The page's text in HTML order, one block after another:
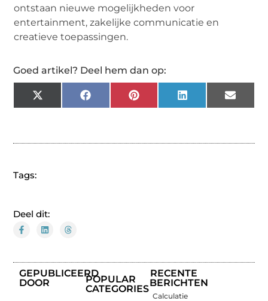
ontstaan nieuwe mogelijkheden voor
entertainment, zakelijke communicatie en
creatieve toepassingen.
Goed artikel? Deel hem dan op:
X
(Twitter)
Facebook Pinterest LinkedIn Email
Tags:
Deel dit:
GEPUBLICEERD
DOOR
POPULAR
CATEGORIES
RECENTE
BERICHTEN
Calculatie